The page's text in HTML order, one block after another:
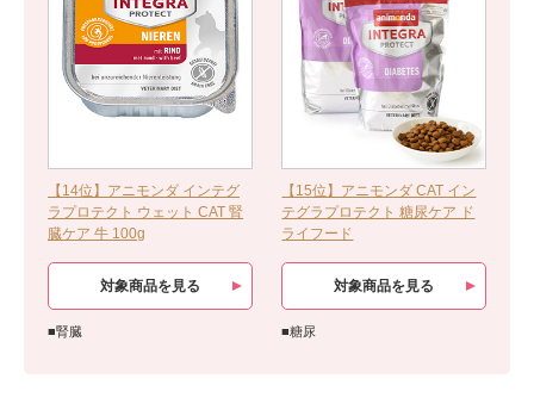
【14位】アニモンダ インテグ
ラプロテクト ウェット CAT 腎
臓ケア 牛 100g
対象商品を見る
■腎臓
【15位】アニモンダ CAT イン
テグラプロテクト 糖尿ケア ド
ライフード
対象商品を見る
■糖尿